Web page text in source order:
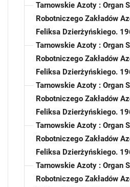
Tarnowskie Azoty : Organ
Robotniczego Zakładów
Feliksa Dzierżyńskiego.
Tarnowskie Azoty : Organ
Robotniczego Zakładów
Feliksa Dzierżyńskiego.
Tarnowskie Azoty : Organ
Robotniczego Zakładów
Feliksa Dzierżyńskiego.
Tarnowskie Azoty : Organ
Robotniczego Zakładów
Feliksa Dzierżyńskiego.
Tarnowskie Azoty : Organ
Robotniczego Zakładów